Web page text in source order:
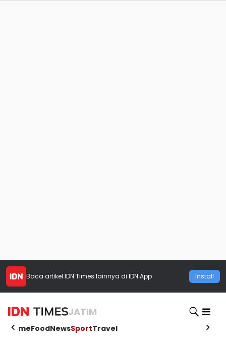
Baca artikel IDN Times lainnya di IDN App Install
JATIM
HomeFoodNewsSportTravel